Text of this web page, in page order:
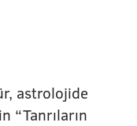
astrolojide
“Tanrıların